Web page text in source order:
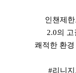
인챈제
2.0의 고
쾌적한 환
#리니